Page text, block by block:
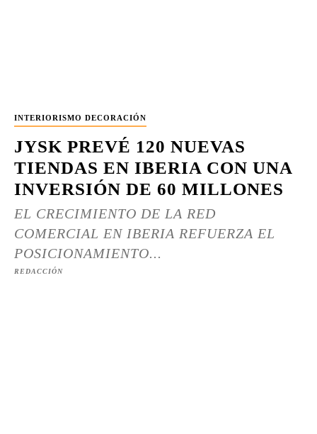
INTERIORISMO DECORACIÓN
JYSK PREVÉ 120 NUEVAS
TIENDAS EN IBERIA CON UNA
INVERSIÓN DE 60 MILLONES
EL CRECIMIENTO DE LA RED
COMERCIAL EN IBERIA REFUERZA EL
POSICIONAMIENTO...
REDACCIÓN